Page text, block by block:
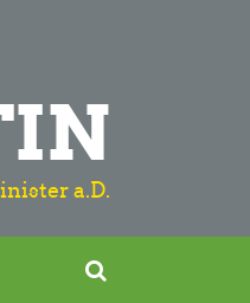
a.D.
